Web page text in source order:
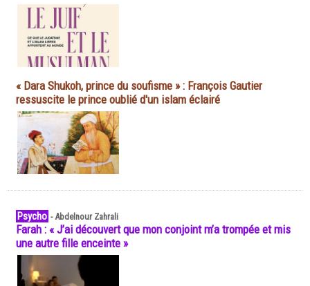
« Dara Shukoh, prince du soufisme » : François Gautier
ressuscite le prince oublié d'un islam éclairé
Psycho -Abdelnour Zahrali
Farah : « J’ai découvert que mon conjoint m’a trompée et mis
une autre fille enceinte »